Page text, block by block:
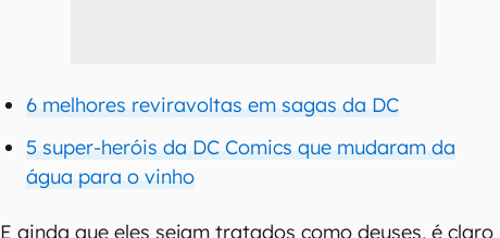
6 melhores reviravoltas em sagas da DC
5 super-heróis da DC Comics que mudaram da
água para o vinho
E ainda que eles sejam tratados como deuses, é claro